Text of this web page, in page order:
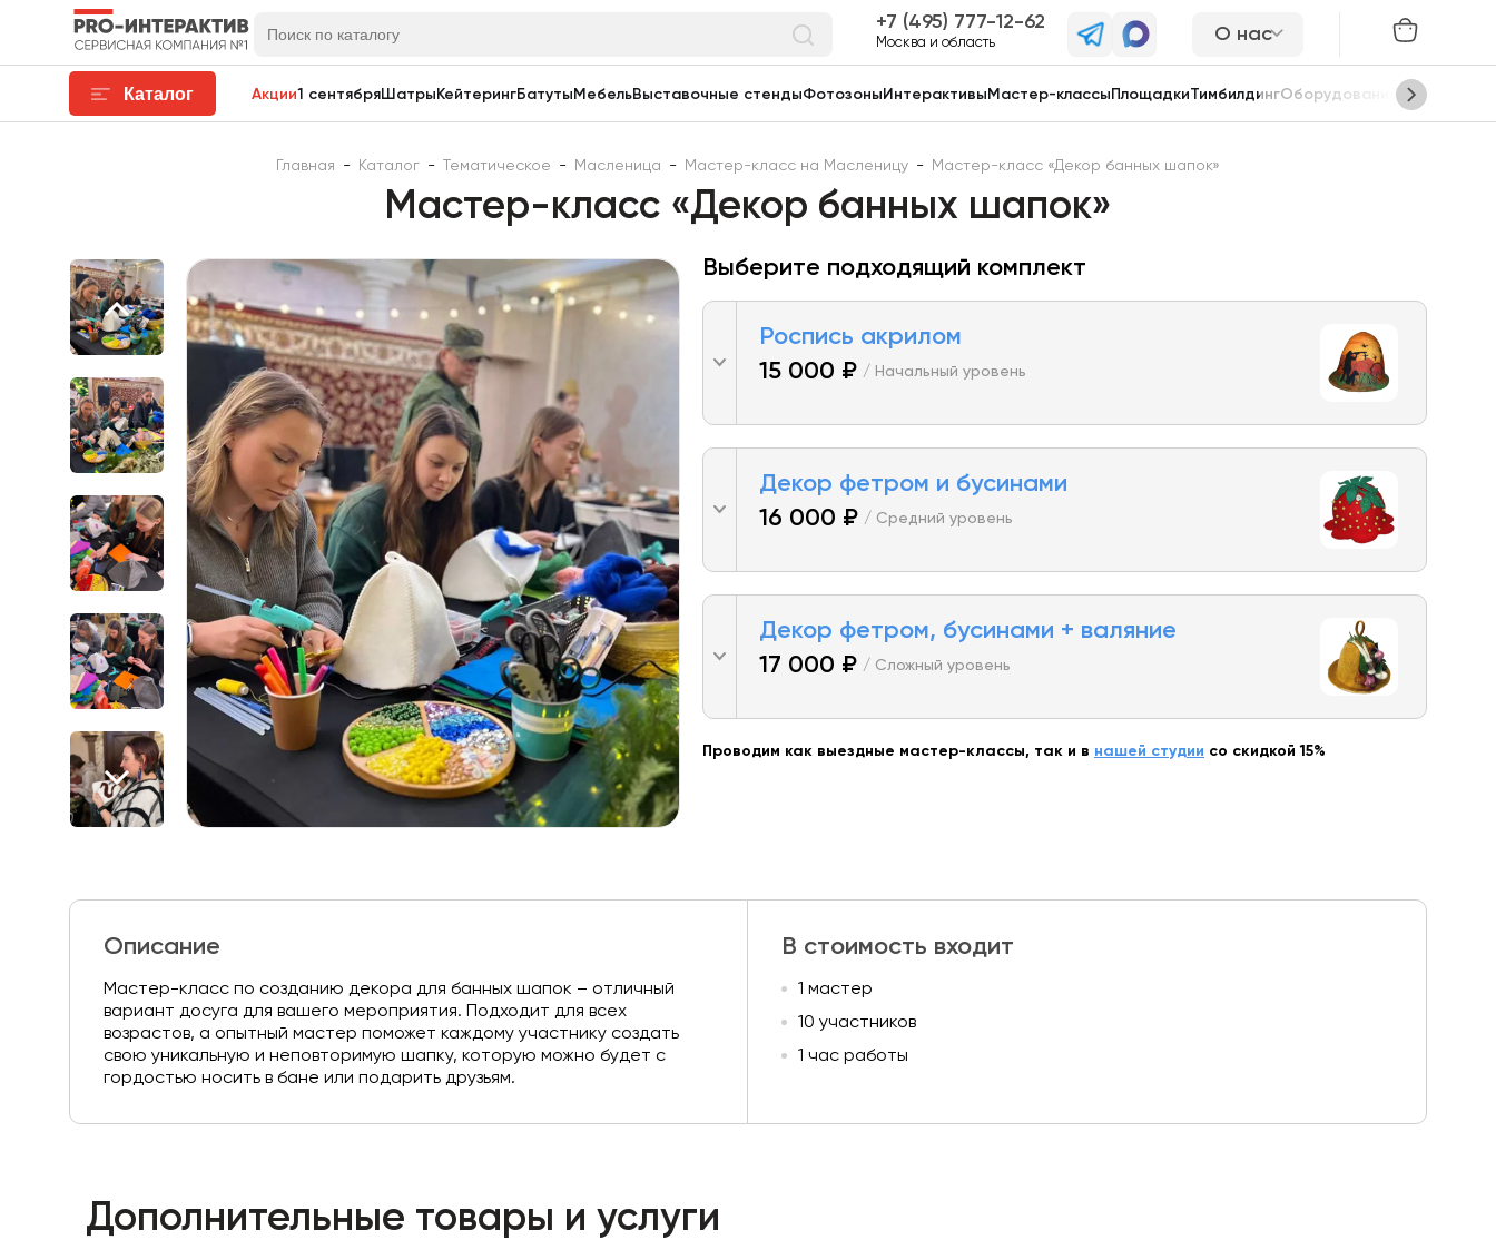
7 (495) 777-12-62
Москва и область О нас
Каталог Акции1 сентябряШатры КейтерингБатуты МебельВыставочные стендыФотозоны Интерактивы Мастер-классы ПлощадкиТимбилдингОборудование Сцены
Главная - Каталог - Тематическое - Масленица - Мастер-класс на Масленицу - Мастер-класс «Декор банных шапок»
Мастер-класс «Декор банных шапок»
Выберите подходящий комплект
Роспись акрилом
15 000 ₽ / Начальный уровень
Декор фетром и бусинами
16 000 ₽ / Средний уровень
Декор фетром, бусинами + валяние
17 000 ₽ / Сложный уровень
Проводим как выездные мастер-классы, так и в нашей студии со скидкой 15%
Описание
Мастер-класс по созданию декора для банных шапок – отличный
вариант досуга для вашего мероприятия. Подходит для всех
возрастов, а опытный мастер поможет каждому участнику создать
свою уникальную и неповторимую шапку, которую можно будет с
гордостью носить в бане или подарить друзьям.
В стоимость входит
1 мастер
10 участников
1 час работы
Дополнительные товары и услуги